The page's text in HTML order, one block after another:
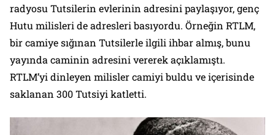
radyosu Tutsilerin evlerinin adresini paylaşıyor, genç
Hutu milisleri de adresleri basıyordu. Örneğin RTLM,
bir camiye sığınan Tutsilerle ilgili ihbar almış, bunu
yayında caminin adresini vererek açıklamıştı.
RTLM’yi dinleyen milisler camiyi buldu ve içerisinde
saklanan 300 Tutsiyi katletti.